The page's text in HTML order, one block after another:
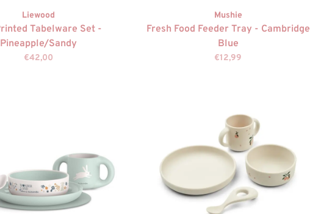
Liewood
Tabelware Set -
Pineapple/Sandy
€42,00
Mushie
Fresh Food Feeder Tray - Cambridge
Blue
€12,99